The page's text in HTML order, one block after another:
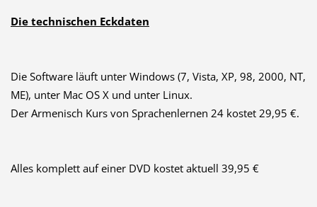
Die technischen Eckdaten
Die Software läuft unter Windows (7, Vista, XP, 98, 2000, NT,
ME), unter Mac OS X und unter Linux.
Der Armenisch Kurs von Sprachenlernen 24 kostet 29,95 €.
Alles komplett auf einer DVD kostet aktuell 39,95 €